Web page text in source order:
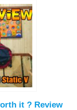
it ? Review